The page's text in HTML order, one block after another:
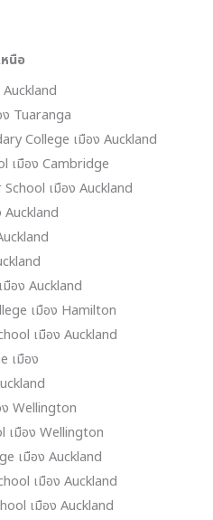
นือ
Tuaranga
College เมือง Auckland
เมือง Cambridge
เมือง Auckland
Auckland
อง Auckland
เมือง Hamilton
เมือง Auckland
เมือง
Wellington
เมือง Wellington
เมือง Auckland
เมือง Auckland
เมือง Auckland